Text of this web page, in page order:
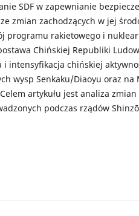
SDF w zapewnianie
zmian zachodzących w jej
programu rakietowego i
Chińskiej Republiki
i intensyfikacja chińskiej
wysp Senkaku/Diaoyu oraz na
artykułu jest analiza
podczas rządów